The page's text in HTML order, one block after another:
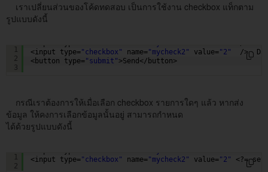
เราเปลี่ยนส่วนของโค้ดทดสอบ เป็นการใช้งาน checkbox แท็กตาม
รูปแบบดังนี้
1
2
3
<input type="checkbox" name="mycheck2" value="2"
/>
<button type="submit" >Send</button>
กรณีเราต้องการให้เมื่อเลือก checkbox รายการใดๆ แล้ว หากส่ง
ข้อมูล ให้คงการเลือกข้อมูลนั้นอยู่ สามารถกำหนด
ได้ด้วยรูปแบบดังนี้
1
2
<input type="checkbox" name="mycheck2" value="2" <?=